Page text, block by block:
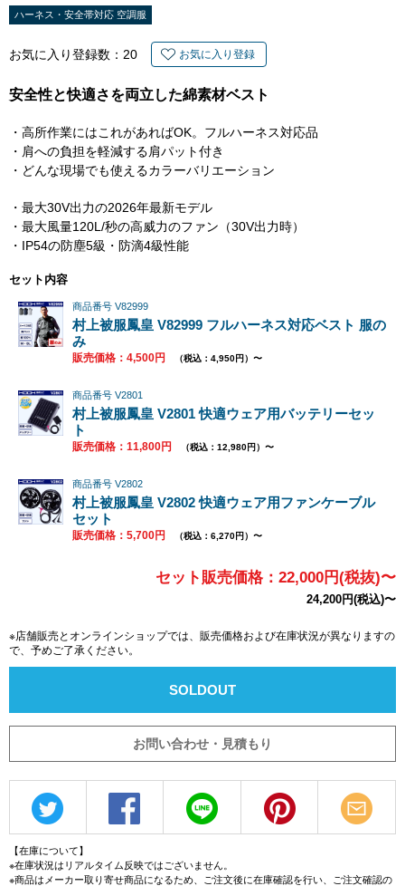
ハーネス・安全帯対応 空調服
お気に入り登録数： 20 お気に入り登録
安全性と快適さを両立した綿素材ベスト
・高所作業にはこれがあればOK。フルハーネス対応品
・肩への負担を軽減する肩パット付き
・どんな現場でも使えるカラーバリエーション
・最大30V出力の2026年最新モデル
・最大風量120L/秒の高威力のファン（30V出力時）
・IP54の防塵5級・防滴4級性能
セット内容
商品番号 V82999
村上被服鳳皇 V82999 フルハーネス対応ベスト 服の
み
販売価格：4,500円 （税込：4,950円）〜
商品番号 V2801
村上被服鳳皇 V2801 快適ウェア用バッテリーセッ
ト
販売価格：11,800円 （税込：12,980円）〜
商品番号 V2802
村上被服鳳皇 V2802 快適ウェア用ファンケーブル
セット
販売価格：5,700円 （税込：6,270円）〜
セット販売価格：22,000円(税抜)〜
24,200円(税込)〜
※店舗販売とオンラインショップでは、販売価格および在庫状況が異なりますの
で、予めご了承ください。
SOLDOUT
お問い合わせ・見積もり
【在庫について】
※在庫状況はリアルタイム反映ではございません。
※商品はメーカー取り寄せ商品になるため、ご注文後に在庫確認を行い、ご注文確認の